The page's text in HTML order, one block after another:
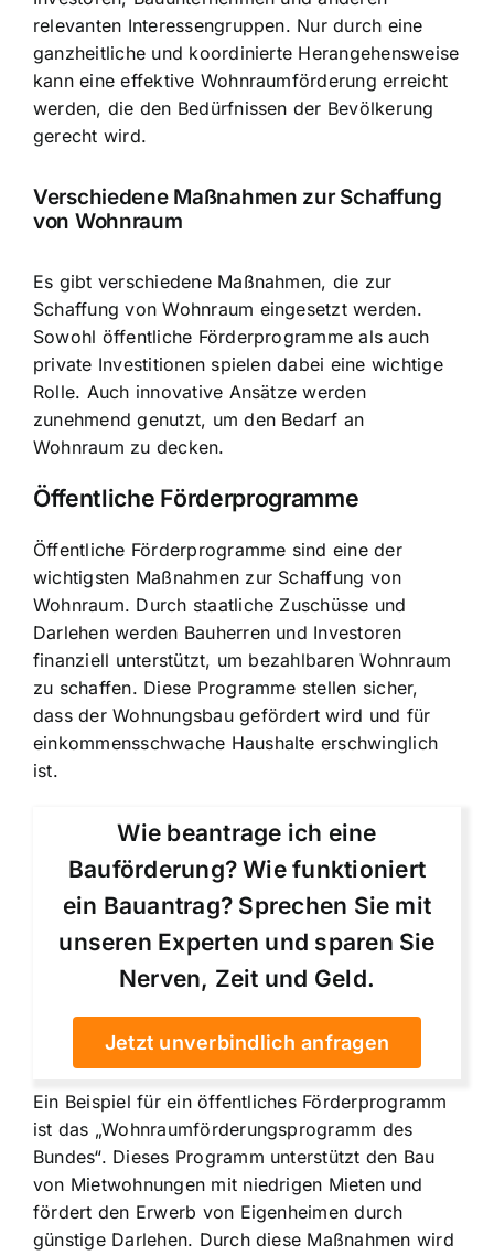
relevanten Interessengruppen. Nur durch eine
ganzheitliche und koordinierte Herangehensweise
kann eine effektive Wohnraumförderung erreicht
werden, die den Bedürfnissen der Bevölkerung
gerecht wird.
Verschiedene Maßnahmen zur Schaffung
von Wohnraum
Es gibt verschiedene Maßnahmen, die zur
Schaffung von Wohnraum eingesetzt werden.
Sowohl öffentliche Förderprogramme als auch
private Investitionen spielen dabei eine wichtige
Rolle. Auch innovative Ansätze werden
zunehmend genutzt, um den Bedarf an
Wohnraum zu decken.
Öffentliche Förderprogramme
Öffentliche Förderprogramme sind eine der
wichtigsten Maßnahmen zur Schaffung von
Wohnraum. Durch staatliche Zuschüsse und
Darlehen werden Bauherren und Investoren
finanziell unterstützt, um bezahlbaren Wohnraum
zu schaffen. Diese Programme stellen sicher,
dass der Wohnungsbau gefördert wird und für
einkommensschwache Haushalte erschwinglich
ist.
Wie beantrage ich eine
Bauförderung? Wie funktioniert
ein Bauantrag? Sprechen Sie mit
unseren Experten und sparen Sie
Nerven, Zeit und Geld.
Jetzt unverbindlich anfragen
Ein Beispiel für ein öffentliches Förderprogramm
ist das „Wohnraumförderungsprogramm des
Bundes“. Dieses Programm unterstützt den Bau
von Mietwohnungen mit niedrigen Mieten und
fördert den Erwerb von Eigenheimen durch
günstige Darlehen. Durch diese Maßnahmen wird